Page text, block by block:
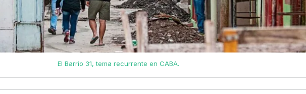
El Barrio 31, tema recurrente en CABA.